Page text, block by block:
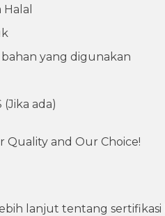
yang digunakan
ada)
Quality and Our Choice!
lanjut tentang